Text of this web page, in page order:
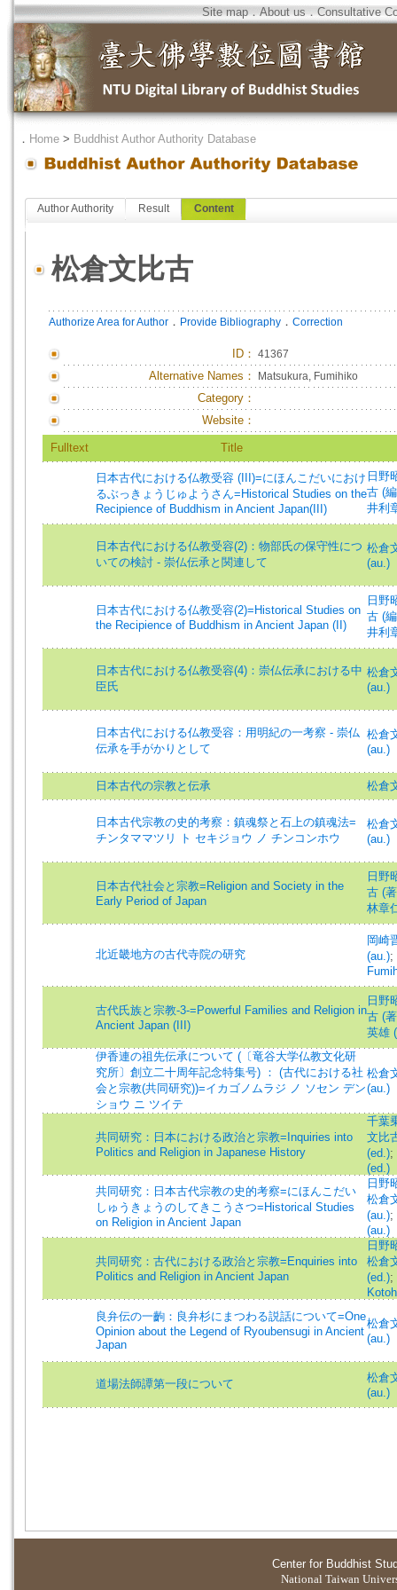
Site map．About us．Consultative
． Home > Buddhist Author Authority Database
Author Authority Result Content
松倉文比古
Authorize Area for Author ． Provide Bibliography ． Correction
ID ： 41367
Alternative Names： Matsukura, Fumihiko
Category：
Website：
Fulltext Title
日本古代における仏教受容 (III)=にほんこだいにおけ
るぶっきょうじゅようさん=Historical Studies on the
Recipience of Buddhism in Ancient Japan(III)
日野
古 (
井利
日本古代における仏教受容(2)：物部氏の保守性につ
いての検討 - 崇仏伝承と関連して
松倉
(au.)
日本古代における仏教受容(2)=Historical Studies on
the Recipience of Buddhism in Ancient Japan (II)
日野
古 (
井利
日本古代における仏教受容(4)：崇仏伝承における中
臣氏
松倉
(au.)
日本古代における仏教受容：用明紀の一考察 - 崇仏
伝承を手がかりとして
松倉
(au.)
日本古代の宗教と伝承 松倉
日本古代宗教の史的考察：鎮魂祭と石上の鎮魂法=
チンタママツリ ト セキジョウ ノ チンコンホウ
松倉
(au.)
日本古代社会と宗教=Religion and Society in the
Early Period of Japan
日野
古 (
林章
北近畿地方の古代寺院の研究
岡崎
(au.);
古代氏族と宗教-3-=Powerful Families and Religion in
Ancient Japan (III)
日野
古 (
英雄
伊香連の祖先伝承について (〔竜谷大学仏教文化研
究所〕創立二十周年記念特集号) ： (古代における社
会と宗教(共同研究))=イカゴノムラジ ノ ソセン デン
ショウ ニ ツイテ
松倉
(au.)
共同研究：日本における政治と宗教=Inquiries into
Politics and Religion in Japanese History
千葉
文比
(ed.);
(ed.)
共同研究：日本古代宗教の史的考察=にほんこだい
しゅうきょうのしてきこうさつ=Historical Studies
on Religion in Ancient Japan
日野
松倉
(au.);
(au.)
共同研究：古代における政治と宗教=Enquiries into
Politics and Religion in Ancient Japan
日野
松倉
(ed.);
良弁伝の一齣：良弁杉にまつわる説話について=One
Opinion about the Legend of Ryoubensugi in Ancient
Japan
松倉
(au.)
道場法師譚第一段について
松倉
(au.)
Center for Buddhist
National Taiwan